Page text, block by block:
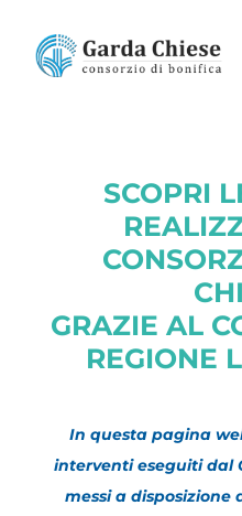
SCOPRI
GRAZIE AL
REGIONE
In questa pagina
interventi eseguiti dal
messi a disposizione